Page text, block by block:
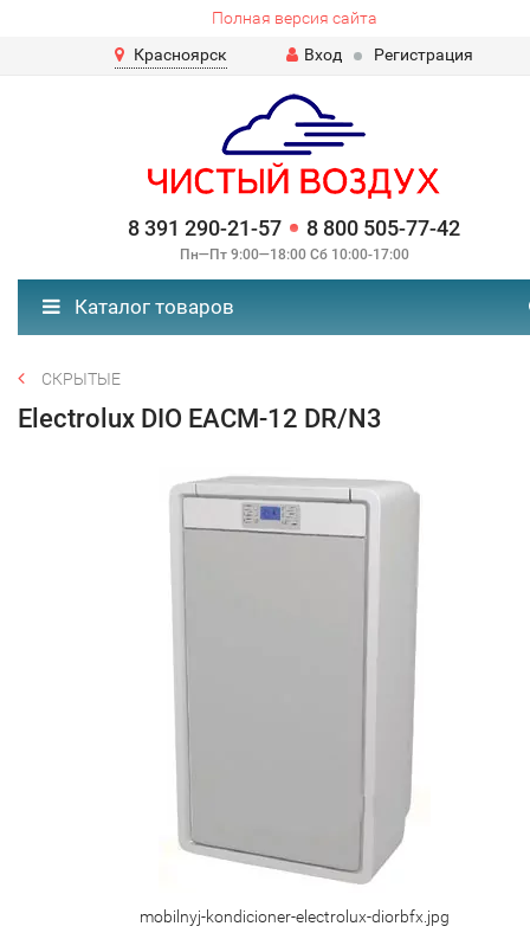
Полная версия сайта
Красноярск
Вход Регистрация
8 391 290-21-57 8 800 505-77-42
Пн—Пт 9:00—18:00 Сб 10:00-17:00
Каталог товаров
СКРЫТЫЕ
Electrolux DIO EACM-12 DR/N3
mobilnyj-kondicioner-electrolux-diorbfx.jpg